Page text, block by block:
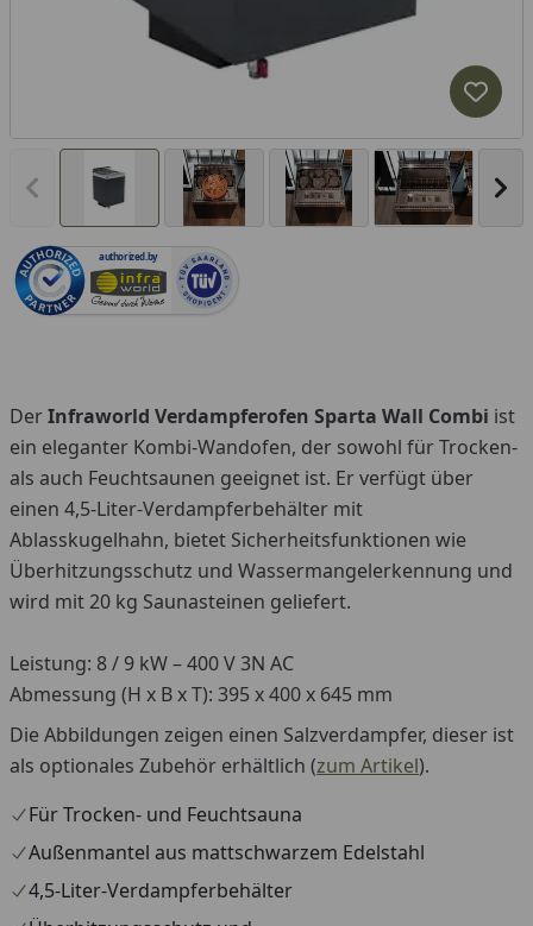
Vorheriges Bild anzeigen
authorized.by
DerInfraworld Verdampferofen Sparta Wall Combi ist
ein eleganter Kombi-Wandofen, der sowohl für Trocken-
als auch Feuchtsaunen geeignet ist. Er verfügt über
einen 4,5-Liter-Verdampferbehälter mit
Ablasskugelhahn, bietet Sicherheitsfunktionen wie
Überhitzungsschutz und Wassermangelerkennung und
wird mit 20 kg Saunasteinen geliefert.
Leistung: 8 / 9 kW – 400 V 3N AC
Abmessung (H x B x T): 395 x 400 x 645 mm
Die Abbildungen zeigen einen Salzverdampfer, dieser ist
als optionales Zubehör erhältlich (zum Artikel).
Für Trocken- und Feuchtsauna
Außenmantel aus mattschwarzem Edelstahl
4,5-Liter-Verdampferbehälter